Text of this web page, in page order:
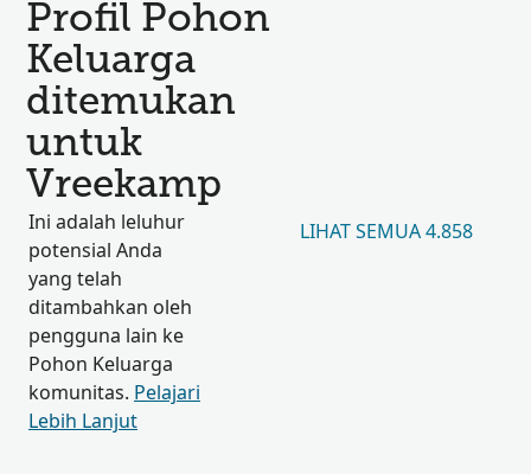
Profil Pohon
Keluarga
ditemukan
untuk
Vreekamp
Ini adalah leluhur
potensial Anda
yang telah
ditambahkan oleh
pengguna lain ke
Pohon Keluarga
komunitas. Pelajari
Lebih Lanjut
LIHAT SEMUA 4.858